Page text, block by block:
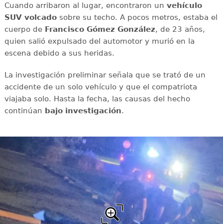
Cuando arribaron al lugar, encontraron un vehículo
SUV volcadosobre su techo. A pocos metros, estaba el
cuerpo de Francisco Gómez González, de 23 años,
quien salió expulsado del automotor y murió en la
escena debido a sus heridas.
La investigación preliminar señala que se trató de un
accidente de un solo vehículo y que el compatriota
viajaba solo. Hasta la fecha, las causas del hecho
continúan bajo investigación.